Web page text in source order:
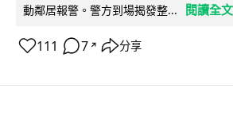
動鄰居報警。警方到場揭發整...
閱讀全文
111 7 ↗ 分享